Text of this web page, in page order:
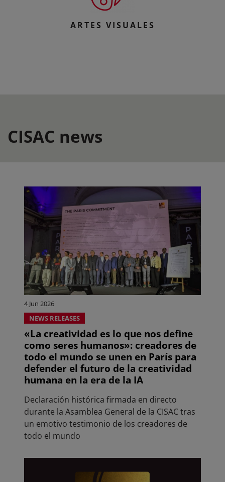
ARTES VISUALES
CISAC news
4 Jun 2026
NEWS RELEASES
«La creatividad es lo que nos define
como seres humanos»: creadores de
todo el mundo se unen en París para
defender el futuro de la creatividad
humana en la era de la IA
Declaración histórica firmada en directo
durante la Asamblea General de la CISAC tras
un emotivo testimonio de los creadores de
todo el mundo